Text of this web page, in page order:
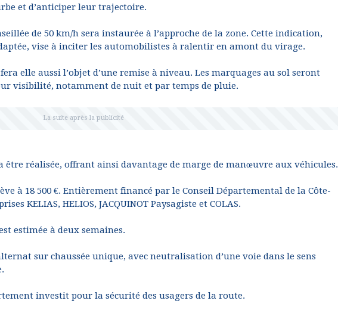
et d’anticiper leur trajectoire.
de 50 km/h sera instaurée à l’approche de la zone. Cette indication,
vise à inciter les automobilistes à ralentir en amont du virage.
elle aussi l’objet d’une remise à niveau. Les marquages au sol seront
visibilité, notamment de nuit et par temps de pluie.
être réalisée, offrant ainsi davantage de marge de manœuvre aux véhicules.
à 18 500 €. Entièrement financé par le Conseil Départemental de la Côte-
KELIAS, HELIOS, JACQUINOT Paysagiste et COLAS.
estimée à deux semaines.
sur chaussée unique, avec neutralisation d’une voie dans le sens
investit pour la sécurité des usagers de la route.